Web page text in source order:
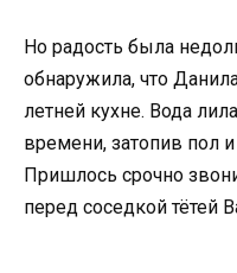
Но радость была
обнаружила, что
летней кухне. Вода
времени, затопив пол
Пришлось срочно
перед соседкой тётей